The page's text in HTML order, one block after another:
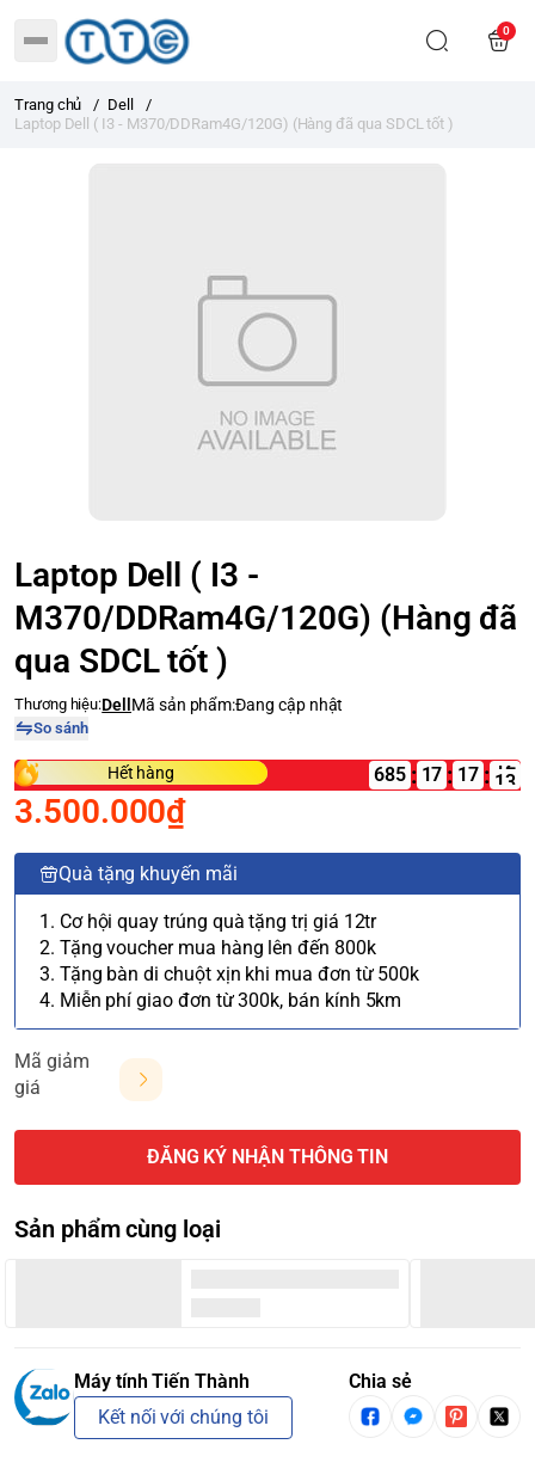
0
Trang chủ / Dell
/
Laptop Dell ( I3 - M370/DDRam4G/120G) (Hàng đã qua SDCL tốt )
Laptop Dell ( I3 -
M370/DDRam4G/120G) (Hàng đã
qua SDCL tốt )
Thương hiệu:Dell Mã sản phẩm:Đang cập nhật
So sánh
Hết hàng 685 : 17 : :
3.500.000₫
Quà tặng khuyến mãi
1. Cơ hội quay trúng quà tặng trị giá 12tr
2. Tặng voucher mua hàng lên đến 800k
3. Tặng bàn di chuột xịn khi mua đơn từ 500k
4. Miễn phí giao đơn từ 300k, bán kính 5km
Mã giảm
giá
ĐĂNG KÝ NHẬN THÔNG TIN
Sản phẩm cùng loại
Máy tính Tiến Thành
Kết nối với chúng tôi
Chia sẻ